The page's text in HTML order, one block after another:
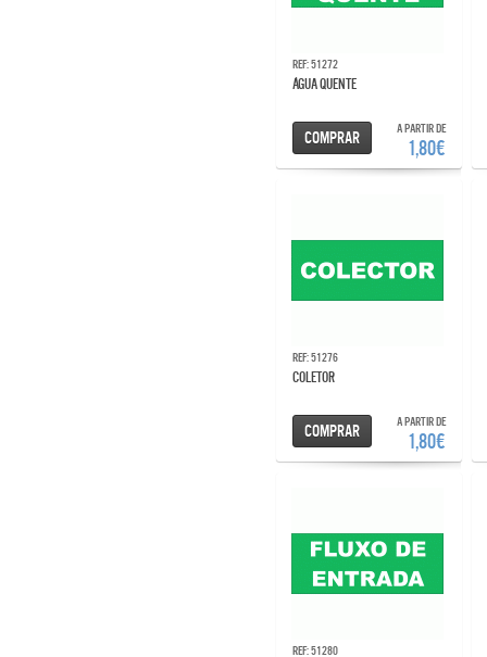
Ref: 51272
ÁGUA QUENTE
A partir de
1,80€
Comprar
Ref: 51276
COLETOR
A partir de
1,80€
Comprar
Ref: 51280